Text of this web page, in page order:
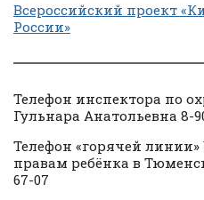
Всероссийский проект
России»
Телефон инспектора по
Гульнара Анатольевна 8-
Телефон «горячей
правам ребёнка в
67-07